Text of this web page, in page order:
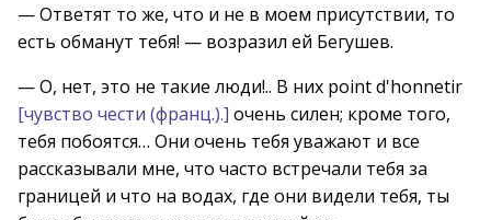
— Ответят то же, что и не в моем присутствии, то
есть обманут тебя! — возразил ей Бегушев.
— О, нет, это не такие люди!.. В них point d'honnetir
[чувство чести (франц.).] очень силен; кроме того,
тебя побоятся… Они очень тебя уважают и все
рассказывали мне, что часто встречали тебя за
границей и что на водах, где они видели тебя, ты